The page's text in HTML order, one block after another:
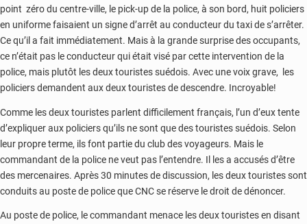
point zéro du centre-ville, le pick-up de la police, à son bord, huit policiers
en uniforme faisaient un signe d’arrêt au conducteur du taxi de s’arrêter.
Ce qu’il a fait immédiatement. Mais à la grande surprise des occupants,
ce n’était pas le conducteur qui était visé par cette intervention de la
police, mais plutôt les deux touristes suédois. Avec une voix grave, les
policiers demandent aux deux touristes de descendre. Incroyable!
Comme les deux touristes parlent difficilement français, l’un d’eux tente
d’expliquer aux policiers qu’ils ne sont que des touristes suédois. Selon
leur propre terme, ils font partie du club des voyageurs. Mais le
commandant de la police ne veut pas l’entendre. Il les a accusés d’être
des mercenaires. Après 30 minutes de discussion, les deux touristes sont
conduits au poste de police que CNC se réserve le droit de dénoncer.
Au poste de police, le commandant menace les deux touristes en disant